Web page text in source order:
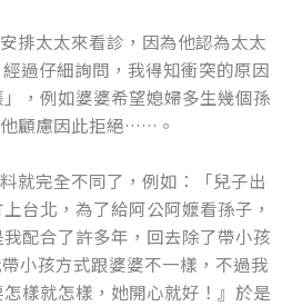
排太太來看診，因為他認為太太
過仔細詢問，我得知衝突的原因
，例如婆婆希望媳婦多生幾個孫
顧慮因此拒絕……。
就完全不同了，例如：「兒子出
台北，為了給阿公阿嬤看孫子，
配合了許多年，回去除了帶小孩
小孩方式跟婆婆不一樣，不過我
樣就怎樣，她開心就好！』於是